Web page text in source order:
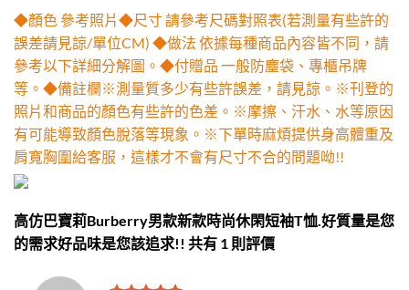
◆顏色 參考照片◆尺寸 請參考尺碼對照表(若測量有些許的
誤差請見諒/單位CM) ◆做法 依據每種商品內容皆不同，請
參考以下詳細分解圖。◆付贈品 一般防塵袋、專櫃吊牌
等。◆備註欄※測量質多少有些許誤差，請見諒。※刊登的
照片和商品的顏色有些許的色差。※摩擦、汗水、水等原因
有可能導致顏色脫落等現象。※下單時麻煩提供身高體重及
肩寬胸圍給客服，這樣才不會有尺寸不合的問題呦!!
高仿巴寶莉Burberry男款新款時尚休閑短袖T恤.好質量是您
的需求好品味是您該追求!! 共有 1 則評價